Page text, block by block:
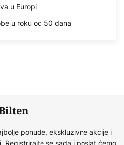
u Europi
u roku od 50 dana
ponude, ekskluzivne akcije i
Registrirajte se sada i poslat ćemo